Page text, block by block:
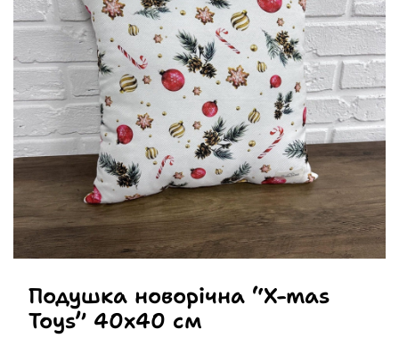
Подушка новорічна “X-mas
Toys” 40х40 см